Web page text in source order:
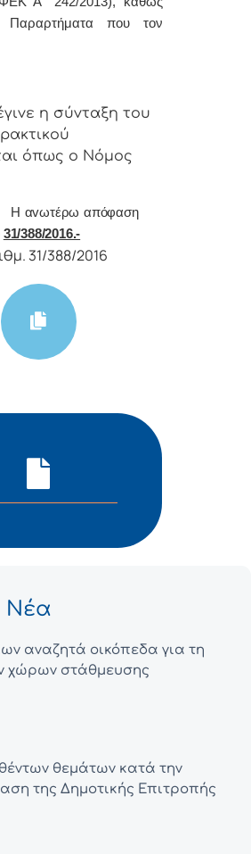
που τον
η σύvταξη τoυ
όπως o Νόμoς
απόφαση
31/388/2016.-
31/388/2016
Νέα
αναζητά οικόπεδα για τη
χώρων στάθμευσης
θεμάτων κατά την
της Δημοτικής Επιτροπής